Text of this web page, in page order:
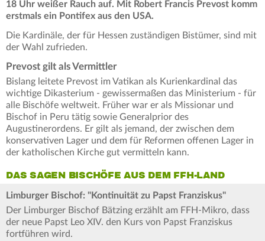
18 Uhr weißer Rauch auf. Mit Robert Francis Prevost komm
erstmals ein Pontifex aus den USA.
Die Kardinäle, der für Hessen zuständigen Bistümer, sind mit
der Wahl zufrieden.
Prevost gilt als Vermittler
Bislang leitete Prevost im Vatikan als Kurienkardinal das
wichtige Dikasterium - gewissermaßen das Ministerium - für
alle Bischöfe weltweit. Früher war er als Missionar und
Bischof in Peru tätig sowie Generalprior des
Augustinerordens. Er gilt als jemand, der zwischen dem
konservativen Lager und dem für Reformen offenen Lager in
der katholischen Kirche gut vermitteln kann.
DAS SAGEN BISCHÖFE AUS DEM FFH-LAND
Limburger Bischof: "Kontinuität zu Papst Franziskus"
Der Limburger Bischof Bätzing erzählt am FFH-Mikro, dass
der neue Papst Leo XIV. den Kurs von Papst Franziskus
fortführen wird.